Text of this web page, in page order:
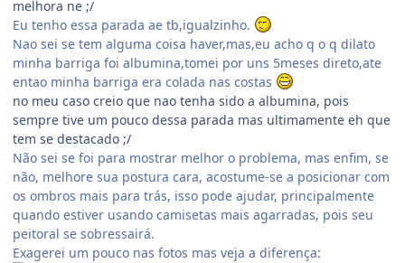
melhora ne ;/
Eu tenho essa parada ae tb,igualzinho.
Nao sei se tem alguma coisa haver,mas,eu acho q o q dilato
minha barriga foi albumina,tomei por uns 5meses direto,ate
entao minha barriga era colada nas costas
no meu caso creio que nao tenha sido a albumina, pois
sempre tive um pouco dessa parada mas ultimamente eh que
tem se destacado ;/
Não sei se foi para mostrar melhor o problema, mas enfim, se
não, melhore sua postura cara, acostume-se a posicionar com
os ombros mais para trás, isso pode ajudar, principalmente
quando estiver usando camisetas mais agarradas, pois seu
peitoral se sobressairá.
Exagerei um pouco nas fotos mas veja a diferença: